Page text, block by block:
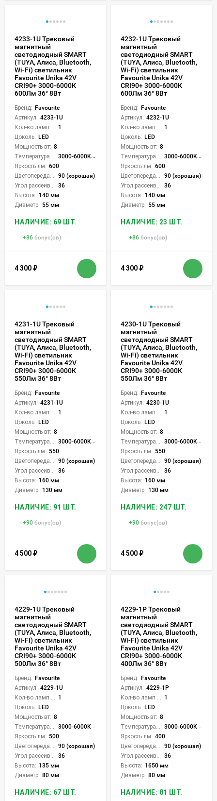
4233-1U Трековый
магнитный
светодиодный SMART
(TUYA, Алиса, Bluetooth,
Wi-Fi) светильник
Favourite Unika 42V
CRI90+ 3000-6000К
600Лм 36° 8Вт
Бренд: Favourite
Артикул: 4233-1U
1
Цоколь: LED
Мощность вт: 8
3000-6000K (плавная рег.)
Яркость лм: 600
90 (хорошая)
36
Высота: 140 мм
Диаметр: 55 мм
НАЛИЧИЕ: 69 ШТ.
+86 бонус(ов)
4 300 ₽
4232-1U Трековый
магнитный
светодиодный SMART
(TUYA, Алиса, Bluetooth,
Wi-Fi) светильник
Favourite Unika 42V
CRI90+ 3000-6000К
600Лм 36° 8Вт
Бренд: Favourite
Артикул: 4232-1U
1
Цоколь: LED
Мощность вт: 8
3000-6000K (плавная рег.)
Яркость лм: 600
90 (хорошая)
36
Высота: 140 мм
Диаметр: 55 мм
НАЛИЧИЕ: 23 ШТ.
+86 бонус(ов)
4 300 ₽
4231-1U Трековый
магнитный
светодиодный SMART
(TUYA, Алиса, Bluetooth,
Wi-Fi) светильник
Favourite Unika 42V
CRI90+ 3000-6000К
550Лм 36° 8Вт
Бренд: Favourite
Артикул: 4231-1U
1
Цоколь: LED
Мощность вт: 8
3000-6000K (плавная рег.)
Яркость лм: 550
90 (хорошая)
36
Высота: 160 мм
Диаметр: 130 мм
НАЛИЧИЕ: 91 ШТ.
+90 бонус(ов)
4 500 ₽
4230-1U Трековый
магнитный
светодиодный SMART
(TUYA, Алиса, Bluetooth,
Wi-Fi) светильник
Favourite Unika 42V
CRI90+ 3000-6000К
550Лм 36° 8Вт
Бренд: Favourite
Артикул: 4230-1U
1
Цоколь: LED
Мощность вт: 8
3000-6000K (плавная рег.)
Яркость лм: 550
90 (хорошая)
36
Высота: 160 мм
Диаметр: 130 мм
НАЛИЧИЕ: 247 ШТ.
+90 бонус(ов)
4 500 ₽
4229-1U Трековый
магнитный
светодиодный SMART
(TUYA, Алиса, Bluetooth,
Wi-Fi) светильник
Favourite Unika 42V
CRI90+ 3000-6000К
500Лм 36° 8Вт
Бренд: Favourite
Артикул: 4229-1U
1
Цоколь: LED
Мощность вт: 8
3000-6000K (плавная рег.)
Яркость лм: 500
90 (хорошая)
36
Высота: 135 мм
Диаметр: 80 мм
НАЛИЧИЕ: 67 ШТ.
4229-1P Трековый
магнитный
светодиодный SMART
(TUYA, Алиса, Bluetooth,
Wi-Fi) светильник
Favourite Unika 42V
CRI90+ 3000-6000К
400Лм 36° 8Вт
Бренд: Favourite
Артикул: 4229-1P
1
Цоколь: LED
Мощность вт: 8
3000-6000K (плавная рег.)
Яркость лм: 400
90 (хорошая)
36
Высота: 1650 мм
Диаметр: 80 мм
НАЛИЧИЕ: 81 ШТ.